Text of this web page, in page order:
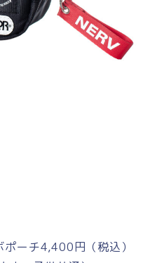
ポーチ4,400円（税込）